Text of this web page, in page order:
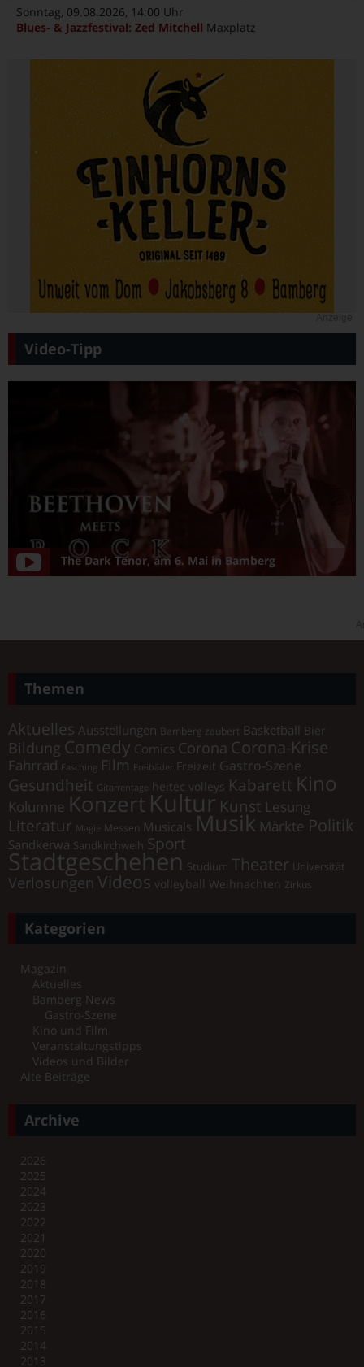
Sonntag, 09.08.2026, 14:00 Uhr
Blues- & Jazzfestival: Zed Mitchell Maxplatz
Video-Tipp
The Dark Tenor, am 6. Mai in Bamberg
Themen
Aktuelles Ausstellungen Bamberg zaubert Basketball Bier
Bildung Comedy Comics Corona Corona-Krise
Fahrrad Fasching Film Freibäder Freizeit Gastro-Szene
Gesundheit Gitarrentage heitec volleys Kabarett Kino
Kolumne Konzert Kultur Kunst Lesung
Literatur Magie Messen Musicals Musik Märkte Politik
Sandkerwa Sandkirchweih Sport
Stadtgeschehen Studium Theater Universität
Verlosungen Videos volleyball Weihnachten Zirkus
Kategorien
Magazin
Aktuelles
Bamberg News
Gastro-Szene
Kino und Film
Veranstaltungstipps
Videos und Bilder
Alte Beiträge
Archive
2026
2025
2024
2023
2022
2021
2020
2019
2018
2017
2016
2015
2014
2013